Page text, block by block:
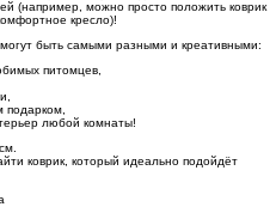
(например, можно просто положить коврик
кресло)!
быть самыми разными и креативными:
питомцев,
подарком,
любой комнаты!
коврик, который идеально подойдёт